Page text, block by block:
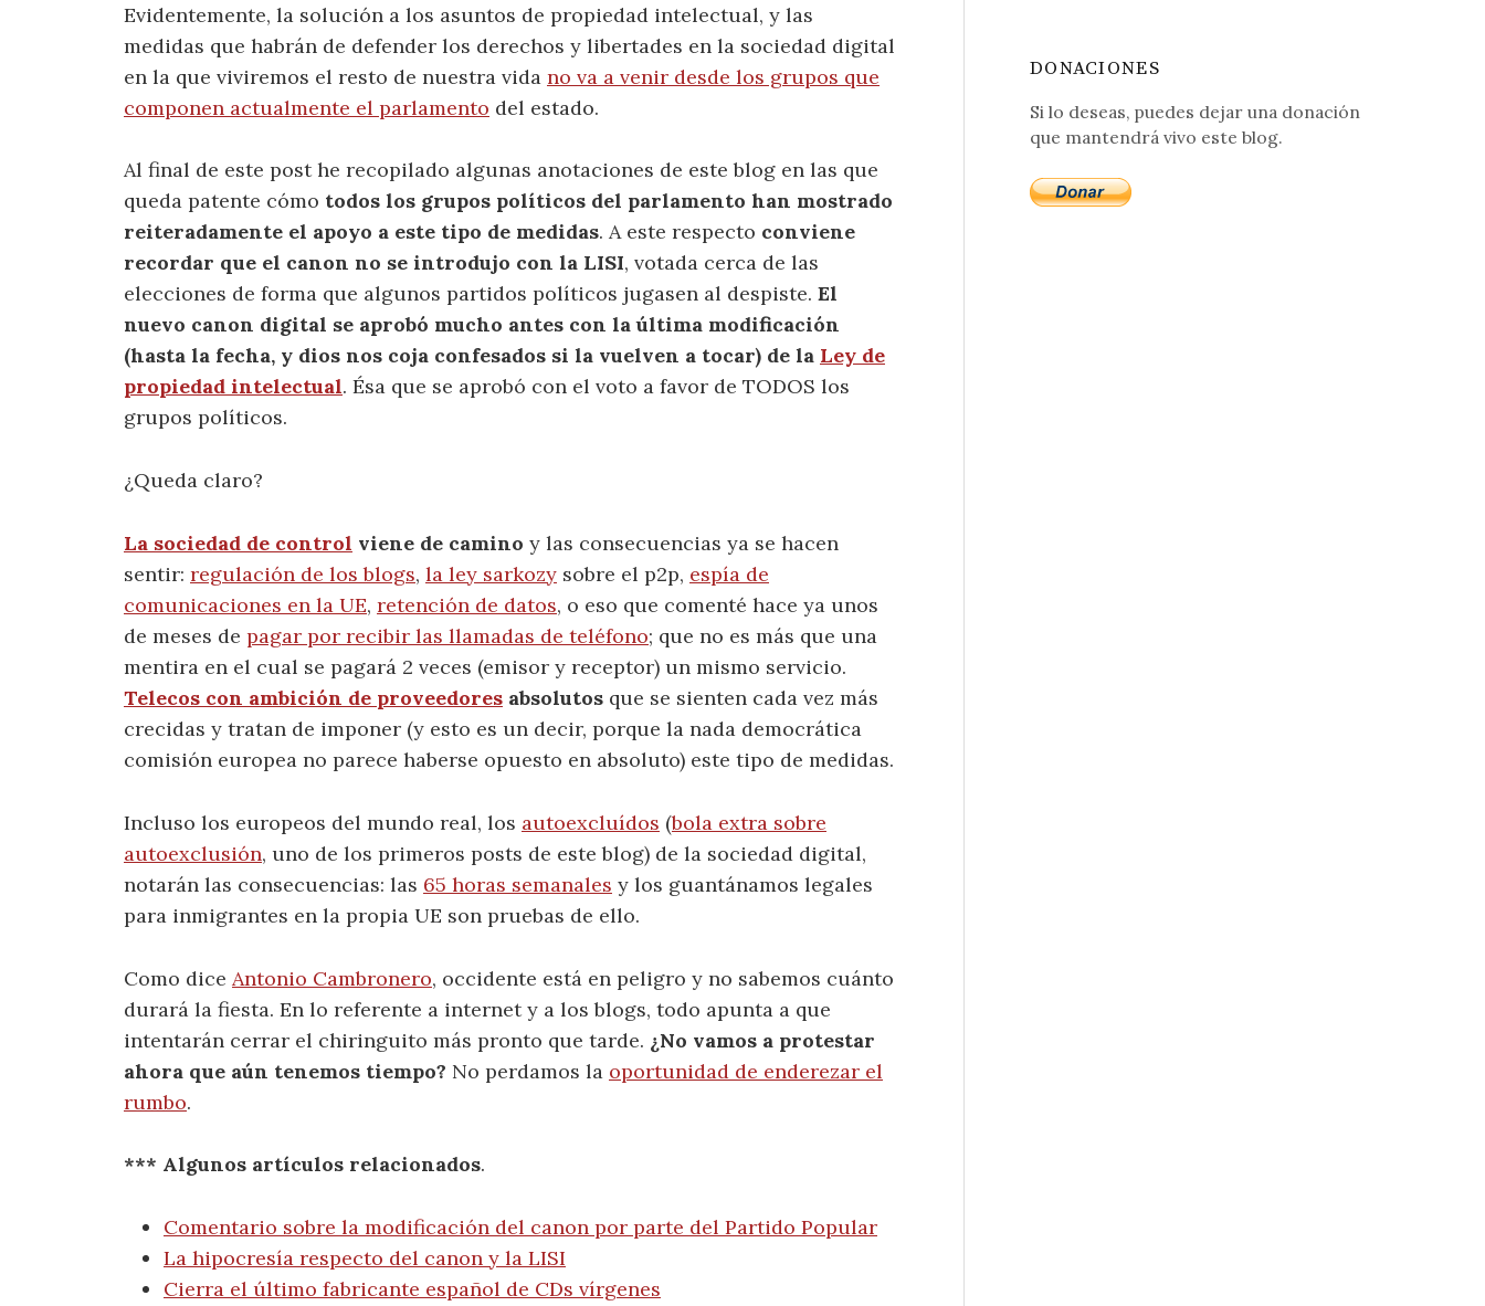
Evidentemente, la solución a los asuntos de propiedad intelectual, y las
medidas que habrán de defender los derechos y libertades en la sociedad digital
en la que viviremos el resto de nuestra vida no va a venir desde los grupos que
componen actualmente el parlamento del estado.
Al final de este post he recopilado algunas anotaciones de este blog en las que
queda patente cómo todos los grupos políticos del parlamento han mostrado
reiteradamente el apoyo a este tipo de medidas. A este respecto conviene
recordar que el canon no se introdujo con la LISI, votada cerca de las
elecciones de forma que algunos partidos políticos jugasen al despiste. El
nuevo canon digital se aprobó mucho antes con la última modificación
(hasta la fecha, y dios nos coja confesados si la vuelven a tocar) de la Ley de
propiedad intelectual. Ésa que se aprobó con el voto a favor de TODOS los
grupos políticos.
¿Queda claro?
La sociedad de control viene de camino y las consecuencias ya se hacen
sentir: regulación de los blogs, la ley sarkozy sobre el p2p, espía de
comunicaciones en la UE, retención de datos, o eso que comenté hace ya unos
de meses de pagar por recibir las llamadas de teléfono; que no es más que una
mentira en el cual se pagará 2 veces (emisor y receptor) un mismo servicio.
Telecos con ambición de proveedores absolutos que se sienten cada vez más
crecidas y tratan de imponer (y esto es un decir, porque la nada democrática
comisión europea no parece haberse opuesto en absoluto) este tipo de medidas.
Incluso los europeos del mundo real, los autoexcluídos (bola extra sobre
autoexclusión, uno de los primeros posts de este blog) de la sociedad digital,
notarán las consecuencias: las 65 horas semanales y los guantánamos legales
para inmigrantes en la propia UE son pruebas de ello.
Como dice Antonio Cambronero, occidente está en peligro y no sabemos cuánto
durará la fiesta. En lo referente a internet y a los blogs, todo apunta a que
intentarán cerrar el chiringuito más pronto que tarde. ¿No vamos a protestar
ahora que aún tenemos tiempo? No perdamos la oportunidad de enderezar el
rumbo.
*** Algunos artículos relacionados.
Comentario sobre la modificación del canon por parte del Partido Popular
La hipocresía respecto del canon y la LISI
Cierra el último fabricante español de CDs vírgenes
DONACIONES
Si lo deseas, puedes dejar una donación
que mantendrá vivo este blog.